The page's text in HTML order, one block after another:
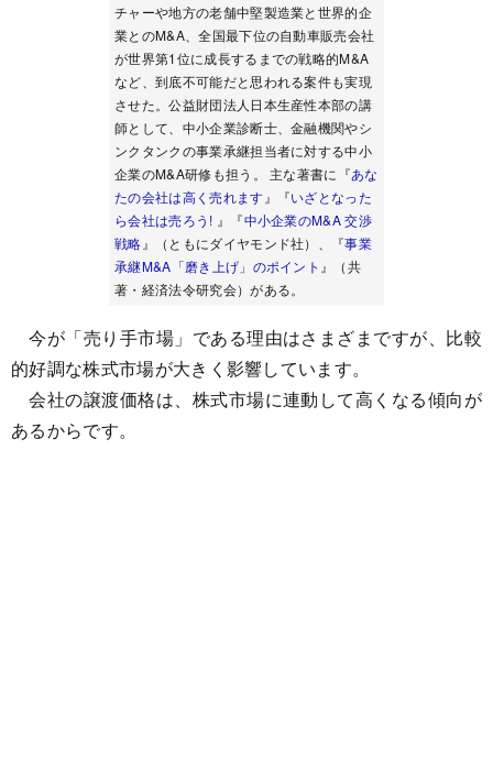
チャーや地方の老舗中堅製造業と世界的企
業とのM&A、全国最下位の自動車販売会社
が世界第1位に成長するまでの戦略的M&A
など、到底不可能だと思われる案件も実現
させた。公益財団法人日本生産性本部の講
師として、中小企業診断士、金融機関やシ
ンクタンクの事業承継担当者に対する中小
企業のM&A研修も担う。 主な著書に『あな
たの会社は高く売れます 』『いざとなった
ら会社は売ろう! 』『中小企業のM&A 交渉
戦略 』（ともにダイヤモンド社）、『事業
承継M&A「磨き上げ」のポイント 』（共
著・経済法令研究会）がある。
今が「売り手市場」である理由はさまざまですが、比較
的好調な株式市場が大きく影響しています。
会社の譲渡価格は、株式市場に連動して高くなる傾向が
あるからです。